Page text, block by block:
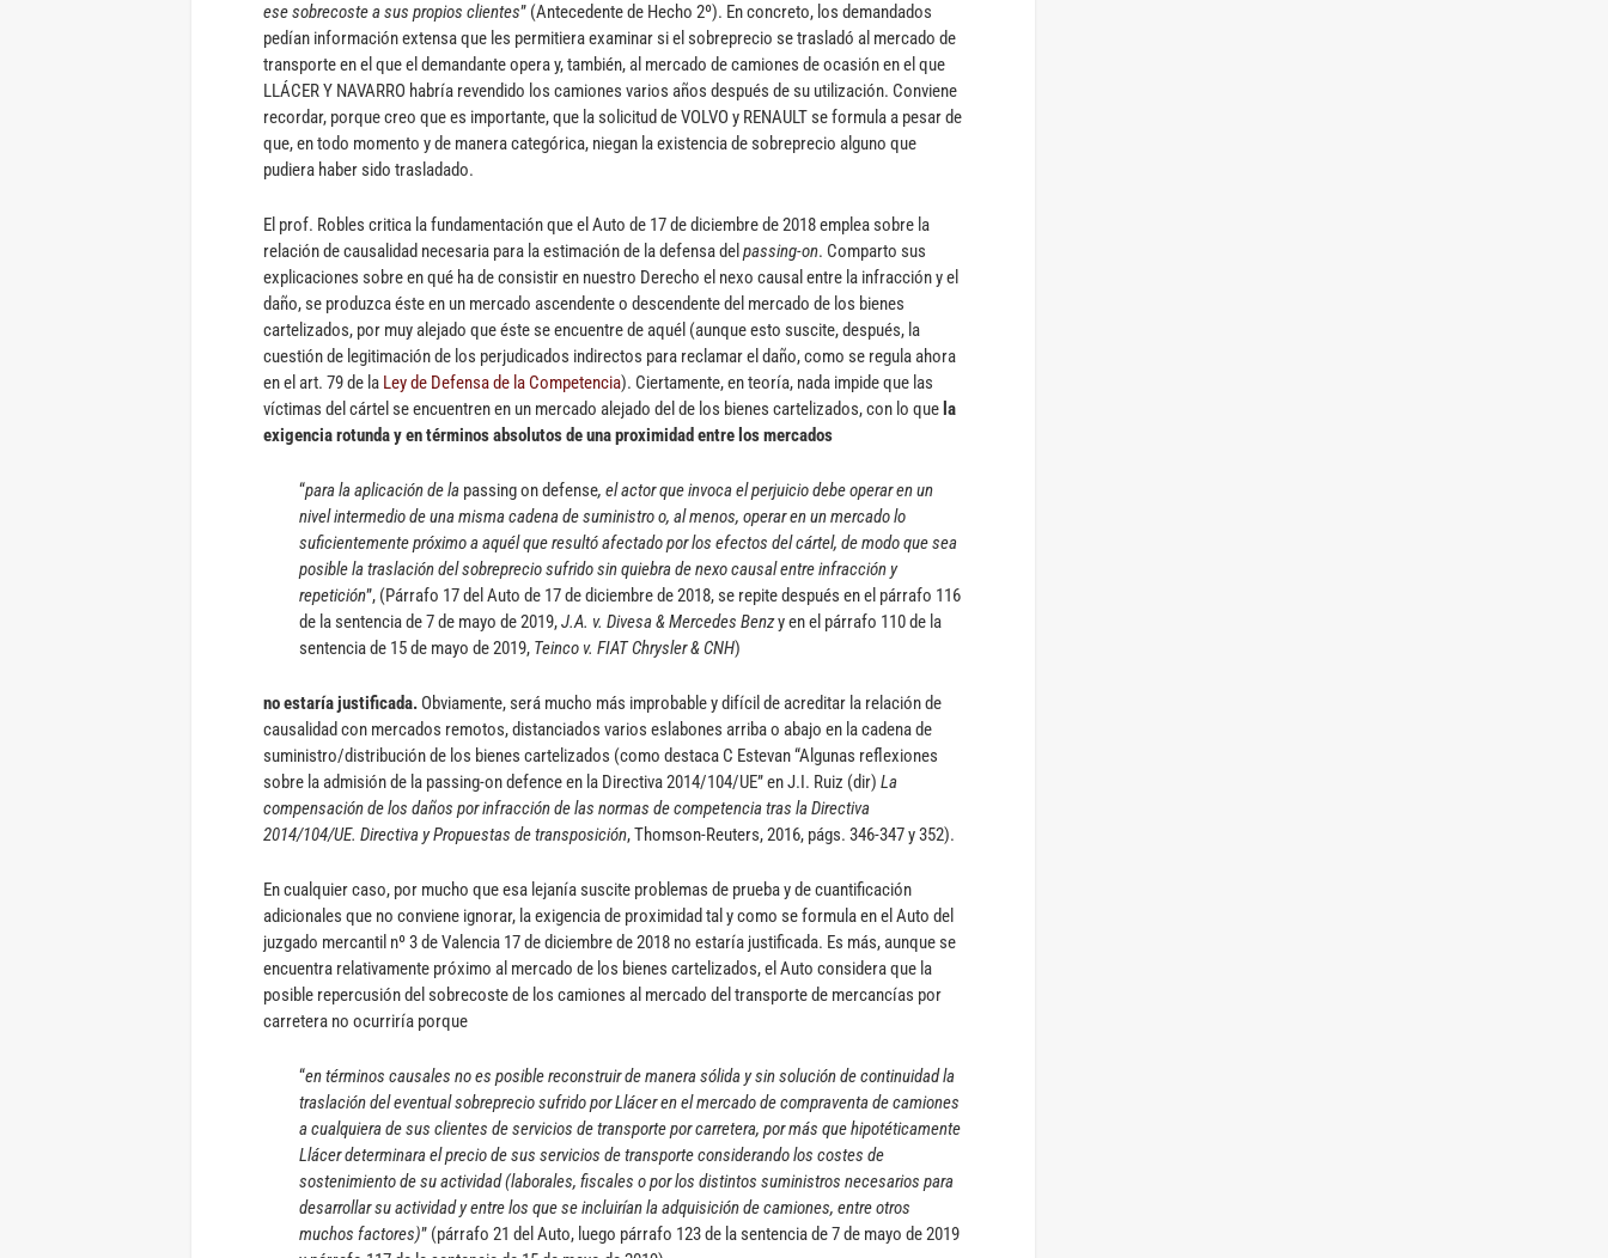
ese sobrecoste a sus propios clientes” (Antecedente de Hecho 2º). En concreto, los demandados
pedían información extensa que les permitiera examinar si el sobreprecio se trasladó al mercado de
transporte en el que el demandante opera y, también, al mercado de camiones de ocasión en el que
LLÁCER Y NAVARRO habría revendido los camiones varios años después de su utilización. Conviene
recordar, porque creo que es importante, que la solicitud de VOLVO y RENAULT se formula a pesar de
que, en todo momento y de manera categórica, niegan la existencia de sobreprecio alguno que
pudiera haber sido trasladado.
El prof. Robles critica la fundamentación que el Auto de 17 de diciembre de 2018 emplea sobre la
relación de causalidad necesaria para la estimación de la defensa del passing-on. Comparto sus
explicaciones sobre en qué ha de consistir en nuestro Derecho el nexo causal entre la infracción y el
daño, se produzca éste en un mercado ascendente o descendente del mercado de los bienes
cartelizados, por muy alejado que éste se encuentre de aquél (aunque esto suscite, después, la
cuestión de legitimación de los perjudicados indirectos para reclamar el daño, como se regula ahora
en el art. 79 de la Ley de Defensa de la Competencia). Ciertamente, en teoría, nada impide que las
víctimas del cártel se encuentren en un mercado alejado del de los bienes cartelizados, con lo que la
exigencia rotunda y en términos absolutos de una proximidad entre los mercados
“para la aplicación de la passing on defense, el actor que invoca el perjuicio debe operar en un
nivel intermedio de una misma cadena de suministro o, al menos, operar en un mercado lo
suficientemente próximo a aquél que resultó afectado por los efectos del cártel, de modo que sea
posible la traslación del sobreprecio sufrido sin quiebra de nexo causal entre infracción y
repetición”, (Párrafo 17 del Auto de 17 de diciembre de 2018, se repite después en el párrafo 116
de la sentencia de 7 de mayo de 2019,J.A. v. Divesa & Mercedes Benzy en el párrafo 110 de la
sentencia de 15 de mayo de 2019, Teinco v. FIAT Chrysler & CNH)
no estaría justificada. Obviamente, será mucho más improbable y difícil de acreditar la relación de
causalidad con mercados remotos, distanciados varios eslabones arriba o abajo en la cadena de
suministro/distribución de los bienes cartelizados (como destaca C Estevan “Algunas reflexiones
sobre la admisión de la passing-on defence en la Directiva 2014/104/UE” en J.I. Ruiz (dir) La
compensación de los daños por infracción de las normas de competencia tras la Directiva
2014/104/UE. Directiva y Propuestas de transposición, Thomson-Reuters, 2016, págs. 346-347 y 352).
En cualquier caso, por mucho que esa lejanía suscite problemas de prueba y de cuantificación
adicionales que no conviene ignorar, la exigencia de proximidad tal y como se formula en el Auto del
juzgado mercantil nº 3 de Valencia 17 de diciembre de 2018 no estaría justificada. Es más, aunque se
encuentra relativamente próximo al mercado de los bienes cartelizados, el Auto considera que la
posible repercusión del sobrecoste de los camiones al mercado del transporte de mercancías por
carretera no ocurriría porque
“en términos causales no es posible reconstruir de manera sólida y sin solución de continuidad la
traslación del eventual sobreprecio sufrido por Llácer en el mercado de compraventa decamiones
a cualquiera de sus clientes de servicios de transporte por carretera, por más que hipotéticamente
Llácer determinara el precio de sus servicios de transporte considerando los costes de
sostenimiento de su actividad (laborales, fiscales o por los distintos suministros necesarios para
desarrollar su actividad y entre los que se incluirían la adquisición de camiones, entre otros
muchos factores)” (párrafo 21 del Auto, luego párrafo 123 de la sentencia de 7 de mayo de 2019